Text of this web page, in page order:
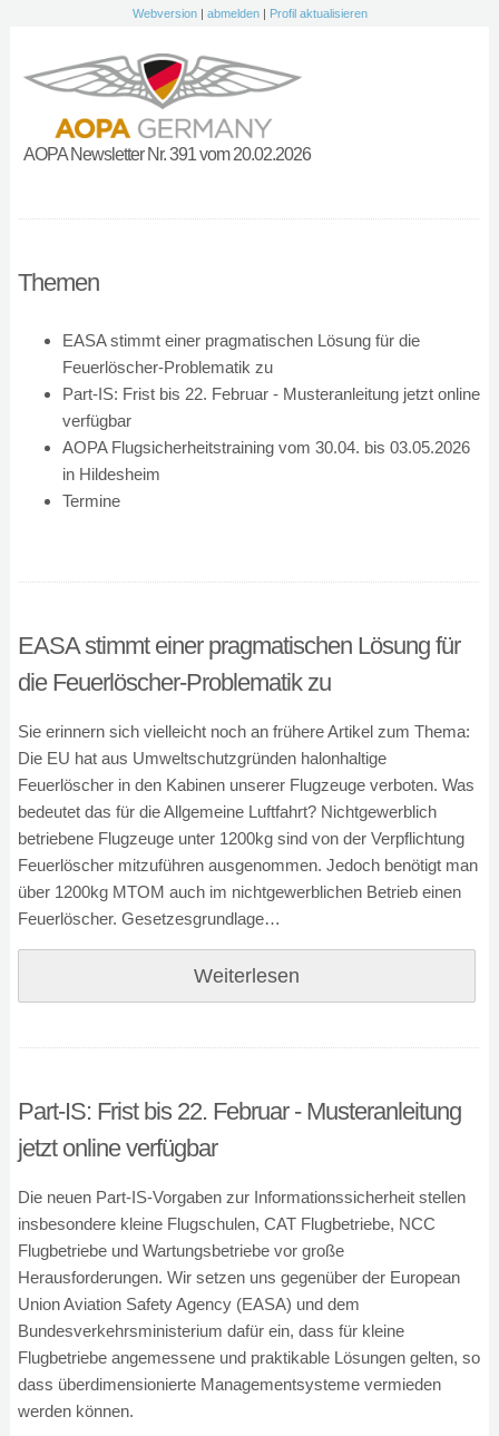
Webversion| abmelden| Profil aktualisieren
AOPA Newsletter Nr. 391 vom 20.02.2026
Themen
EASA stimmt einer pragmatischen Lösung für die
Feuerlöscher-Problematik zu
Part-IS: Frist bis 22. Februar - Musteranleitung jetzt online
verfügbar
AOPA Flugsicherheitstraining vom 30.04. bis 03.05.2026
in Hildesheim
Termine
EASA stimmt einer pragmatischen Lösung für
die Feuerlöscher-Problematik zu
Sie erinnern sich vielleicht noch an frühere Artikel zum Thema:
Die EU hat aus Umweltschutzgründen halonhaltige
Feuerlöscher in den Kabinen unserer Flugzeuge verboten. Was
bedeutet das für die Allgemeine Luftfahrt? Nichtgewerblich
betriebene Flugzeuge unter 1200kg sind von der Verpflichtung
Feuerlöscher mitzuführen ausgenommen. Jedoch benötigt man
über 1200kg MTOM auch im nichtgewerblichen Betrieb einen
Feuerlöscher. Gesetzesgrundlage…
Weiterlesen
Part-IS: Frist bis 22. Februar - Musteranleitung
jetzt online verfügbar
Die neuen Part-IS-Vorgaben zur Informationssicherheit stellen
insbesondere kleine Flugschulen, CAT Flugbetriebe, NCC
Flugbetriebe und Wartungsbetriebe vor große
Herausforderungen. Wir setzen uns gegenüber der European
Union Aviation Safety Agency (EASA) und dem
Bundesverkehrsministerium dafür ein, dass für kleine
Flugbetriebe angemessene und praktikable Lösungen gelten, so
dass überdimensionierte Managementsysteme vermieden
werden können.